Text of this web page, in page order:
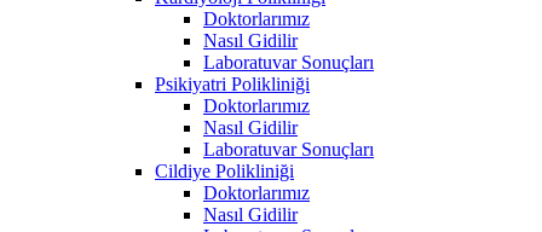
Doktorlarımız
Nasıl Gidilir
Laboratuvar Sonuçları
Psikiyatri Polikliniği
Doktorlarımız
Nasıl Gidilir
Laboratuvar Sonuçları
Cildiye Polikliniği
Doktorlarımız
Nasıl Gidilir